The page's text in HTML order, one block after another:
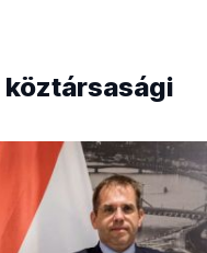
köztársasági